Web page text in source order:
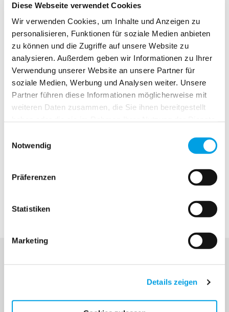
Diese Webseite verwendet Cookies
Wir verwenden Cookies, um Inhalte und Anzeigen zu
personalisieren, Funktionen für soziale Medien anbieten
zu können und die Zugriffe auf unsere Website zu
analysieren. Außerdem geben wir Informationen zu Ihrer
Verwendung unserer Website an unsere Partner für
soziale Medien, Werbung und Analysen weiter. Unsere
Partner führen diese Informationen möglicherweise mit
weiteren Daten zusammen, die Sie ihnen bereitgestellt
Notwendig
Präferenzen
Statistiken
Marketing
Details zeigen
2022
2021
2020
2019
2017
November (1)
2015